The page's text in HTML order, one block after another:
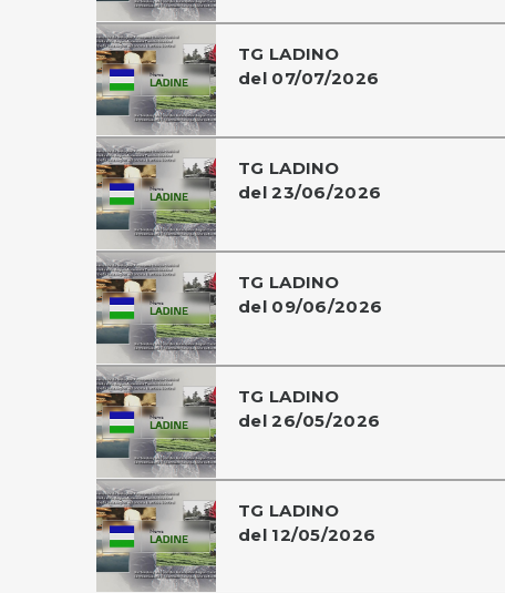
TG LADINO
del 07/07/2026
TG LADINO
del 23/06/2026
TG LADINO
del 09/06/2026
TG LADINO
del 26/05/2026
TG LADINO
del 12/05/2026